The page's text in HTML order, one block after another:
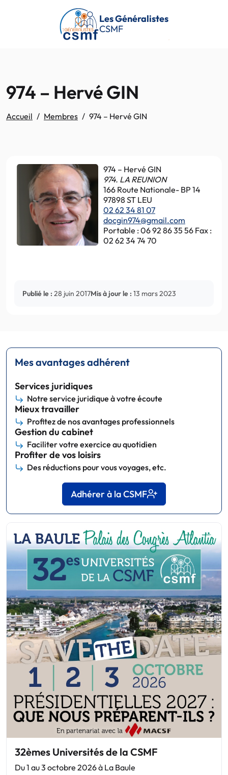
Passer au contenu principal
Les Généralistes
CSMF
974 – Hervé GIN
Accueil Membres 974 – Hervé GIN
974 – Hervé GIN
974. LA REUNION
166 Route Nationale- BP 14
97898 ST LEU
02 62 34 81 07
docgin974@gmail.com
Portable : 06 92 86 35 56 Fax :
02 62 34 74 70
Publié le : 28 juin 2017Mis à jour le : 13 mars 2023
Mes avantages adhérent
Services juridiques
Notre service juridique à votre écoute
Mieux travailler
Profitez de nos avantages professionnels
Gestion du cabinet
Faciliter votre exercice au quotidien
Profiter de vos loisirs
Des réductions pour vous voyages, etc.
Adhérer à la CSMF
32èmes Universités de la CSMF
Du 1 au 3 octobre 2026 à La Baule